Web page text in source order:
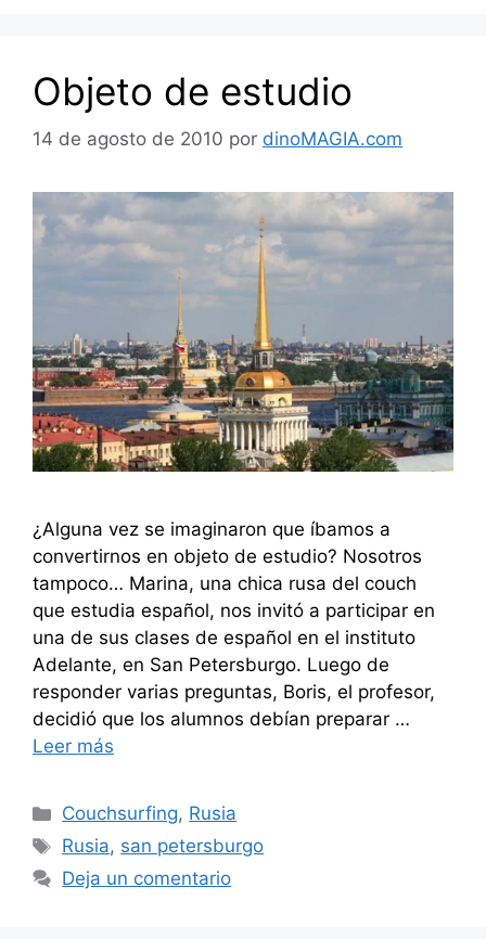
Objeto de estudio
14 de agosto de 2010 por dinoMAGIA.com
¿Alguna vez se imaginaron que íbamos a
convertirnos en objeto de estudio? Nosotros
tampoco… Marina, una chica rusa del couch
que estudia español, nos invitó a participar en
una de sus clases de español en el instituto
Adelante, en San Petersburgo. Luego de
responder varias preguntas, Boris, el profesor,
decidió que los alumnos debían preparar …
Leer más
Categorías
Couchsurfing, Rusia
Etiquetas
Rusia, san petersburgo
Deja un comentario